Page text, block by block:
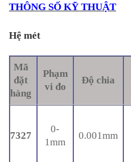
THÔNG SỐ KỸ THUẬT
Hệ mét
Mã
đặt
hàng
Phạm
vi đo
Độ chia
7327
0-
1mm
0.001mm